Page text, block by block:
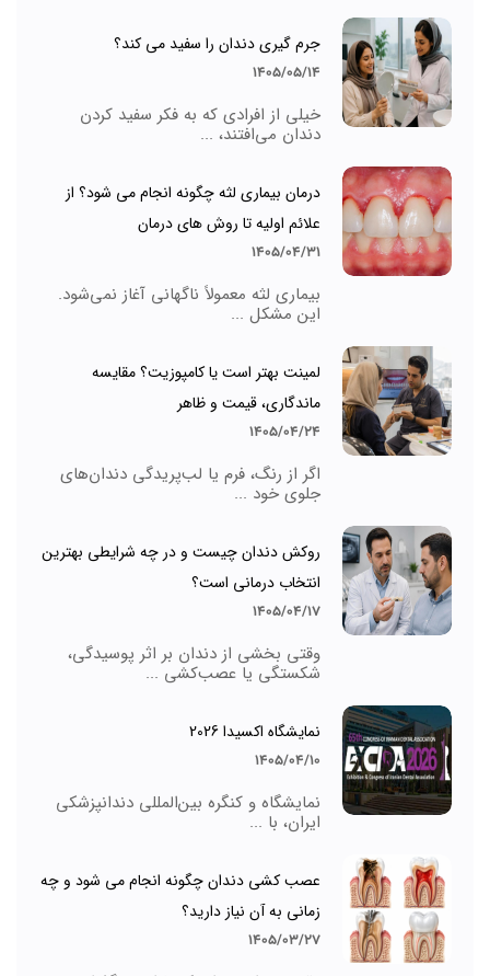
جرم گیری دندان را سفید می کند؟
1405/05/14
خیلی از افرادی که به فکر سفید کردن
دندان می‌افتند، ...
درمان بیماری لثه چگونه انجام می شود؟ از
علائم اولیه تا روش های درمان
1405/04/31
بیماری لثه معمولاً ناگهانی آغاز نمی‌شود.
این مشکل ...
لمینت بهتر است یا کامپوزیت؟ مقایسه
ماندگاری، قیمت و ظاهر
1405/04/24
اگر از رنگ، فرم یا لب‌پریدگی دندان‌های
جلوی خود ...
روکش دندان چیست و در چه شرایطی بهترین
انتخاب درمانی است؟
1405/04/17
وقتی بخشی از دندان بر اثر پوسیدگی،
شکستگی یا عصب‌کشی ...
نمایشگاه اکسیدا 2026
1405/04/10
نمایشگاه و کنگره بین‌المللی دندانپزشکی
ایران، با ...
عصب کشی دندان چگونه انجام می شود و چه
زمانی به آن نیاز دارید؟
1405/03/27